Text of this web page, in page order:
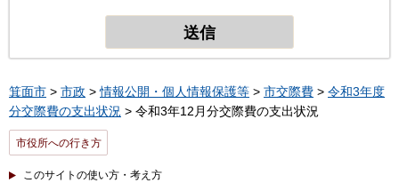
箕面市 > 市政 >情報公開・個人情報保護等 > 市交際費 > 令和3年度
分交際費の支出状況 > 令和3年12月分交際費の支出状況
市役所への行き方
このサイトの使い方・考え方